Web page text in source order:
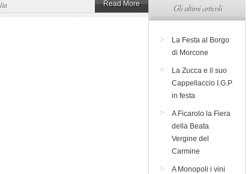
Read More Gli ultimi articoli
La Festa al Borgo
di Morcone
La Zucca e il suo
Cappellaccio I.G.P
in festa
A Ficarolo la Fiera
della Beata
Vergine del
Carmine
A Monopoli i vini